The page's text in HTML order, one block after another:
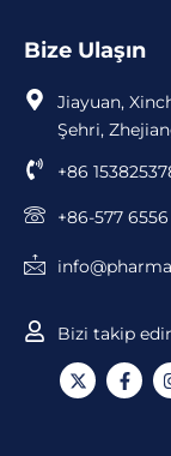
Bize Ulaşın
Jiayuan,
Şehri,
+86
+86-577
Bizi takip
X
-
F
a